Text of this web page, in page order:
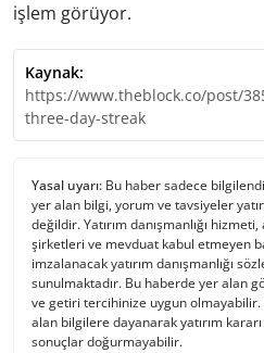
işlem görüyor.
Kaynak:
https://www.theblock.co/post/
three-day-streak
Yasal uyarı: Bu haber sadece
yer alan bilgi, yorum ve tavsiyeler
değildir. Yatırım danışmanlığı
şirketleri ve mevduat kabul etmeyen
imzalanacak yatırım danışmanlığı
sunulmaktadır. Bu haberde yer alan
ve getiri tercihinize uygun olmayabilir.
alan bilgilere dayanarak yatırım
sonuçlar doğurmayabilir.